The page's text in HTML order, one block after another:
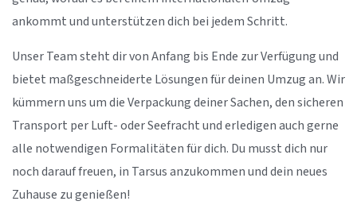
ankommt und unterstützen dich bei jedem Schritt.
Unser Team steht dir von Anfang bis Ende zur Verfügung und
bietet maßgeschneiderte Lösungen für deinen Umzug an. Wir
kümmern uns um die Verpackung deiner Sachen, den sicheren
Transport per Luft- oder Seefracht und erledigen auch gerne
alle notwendigen Formalitäten für dich. Du musst dich nur
noch darauf freuen, in Tarsus anzukommen und dein neues
Zuhause zu genießen!